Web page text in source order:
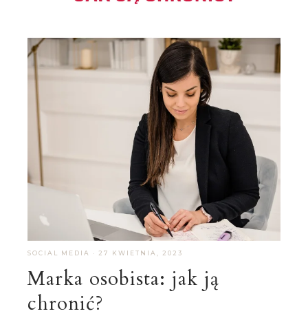
SOCIAL MEDIA · 27 KWIETNIA, 2023
Marka osobista: jak ją
chronić?